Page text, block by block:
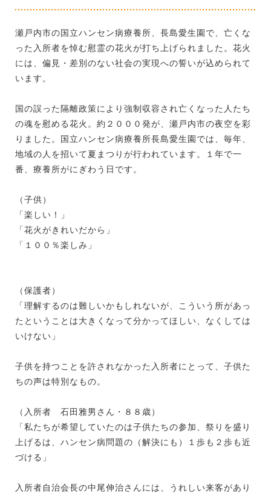
瀬戸内市の国立ハンセン病療養所、長島愛生園で、亡くな
った入所者を悼む慰霊の花火が打ち上げられました。花火
には、偏見・差別のない社会の実現への誓いが込められて
います。
国の誤った隔離政策により強制収容され亡くなった人たち
の魂を慰める花火。約２０００発が、瀬戸内市の夜空を彩
りました。国立ハンセン病療養所長島愛生園では、毎年、
地域の人を招いて夏まつりが行われています。１年で一
番、療養所がにぎわう日です。
（子供）
「楽しい！」
「花火がきれいだから」
「１００％楽しみ」
（保護者）
「理解するのは難しいかもしれないが、こういう所があっ
たということは大きくなって分かってほしい、なくしては
いけない」
子供を持つことを許されなかった入所者にとって、子供た
ちの声は特別なもの。
（入所者 石田雅男さん・８８歳）
「私たちが希望していたのは子供たちの参加、祭りを盛り
上げるは、ハンセン病問題の（解決にも）１歩も２歩も近
づける」
入所者自治会長の中尾伸治さんには、うれしい来客があり